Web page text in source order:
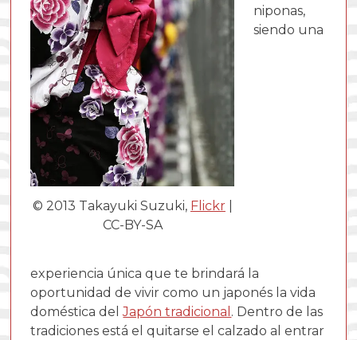
© 2013 Takayuki Suzuki, Flickr|
CC-BY-SA
niponas,
siendo una
experiencia única que te brindará la
oportunidad de vivir como un japonés la vida
doméstica delJapón tradicional . Dentro de las
tradiciones está el quitarse el calzado al entrar